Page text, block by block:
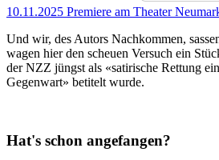
10.11.2025 Premiere am Theater
Und wir, des Autors Nachkommen,
wagen hier den scheuen Versuch ein
der NZZ jüngst als «satirische Rettung
Gegenwart» betitelt wurde.
Hat's schon angefangen?